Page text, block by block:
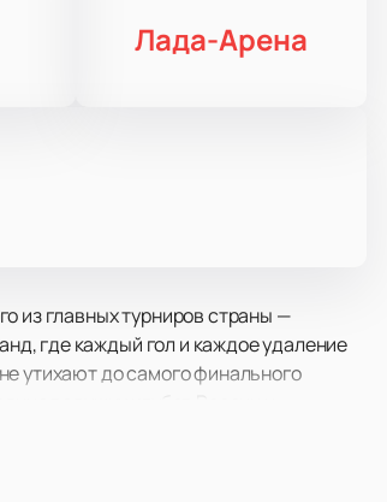
Лада-Арена
из главных турниров страны —
где каждый гол и каждое удаление
утихают до самого финального